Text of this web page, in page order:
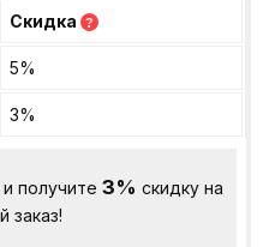
Скидка ?
5%
3%
и получите3% скидку на
заказ!